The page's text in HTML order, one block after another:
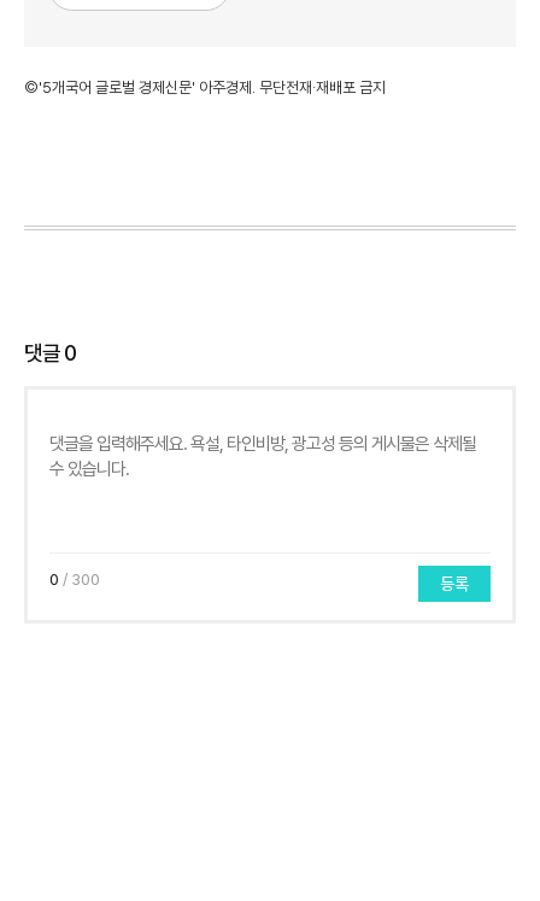
©'5개국어 글로벌 경제신문' 아주경제. 무단전재·재배포 금지
댓글0
0 / 300 등록